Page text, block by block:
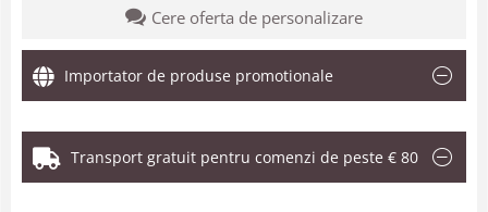
Cere oferta de personalizare
Importator de produse promotionale
Transport gratuit pentru comenzi de peste € 80